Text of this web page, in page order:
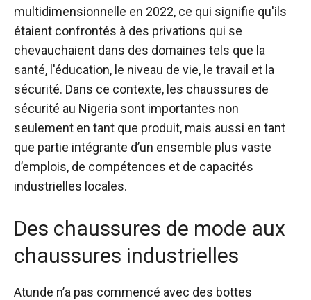
multidimensionnelle en 2022, ce qui signifie qu'ils
étaient confrontés à des privations qui se
chevauchaient dans des domaines tels que la
santé, l'éducation, le niveau de vie, le travail et la
sécurité. Dans ce contexte, les chaussures de
sécurité au Nigeria sont importantes non
seulement en tant que produit, mais aussi en tant
que partie intégrante d’un ensemble plus vaste
d’emplois, de compétences et de capacités
industrielles locales.
Des chaussures de mode aux
chaussures industrielles
Atunde n’a pas commencé avec des bottes